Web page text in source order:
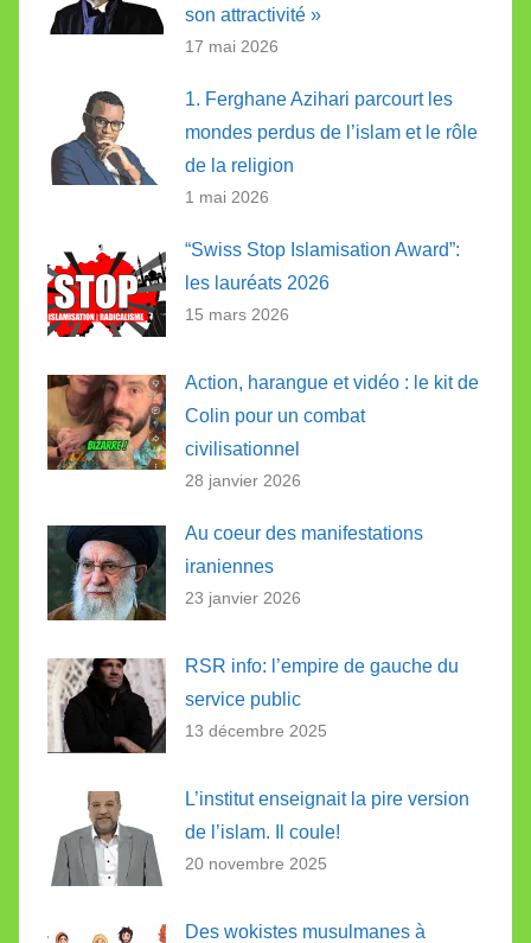
son attractivité »
17 mai 2026
1. Ferghane Azihari parcourt les
mondes perdus de l’islam et le rôle
de la religion
1 mai 2026
“Swiss Stop Islamisation Award”:
les lauréats 2026
15 mars 2026
Action, harangue et vidéo : le kit de
Colin pour un combat
civilisationnel
28 janvier 2026
Au coeur des manifestations
iraniennes
23 janvier 2026
RSR info: l’empire de gauche du
service public
13 décembre 2025
L’institut enseignait la pire version
de l’islam. Il coule!
20 novembre 2025
Des wokistes musulmanes à